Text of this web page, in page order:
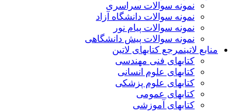
نمونه سوالات سراسری
نمونه سوالات دانشگاه آزاد
نمونه سوالات پیام نور
نمونه سوالات پیش دانشگاهی
منابع لاتینمرجع کتابهای لاتین
کتابهای فنی مهندسی
کتابهای علوم انسانی
کتابهای علوم پزشکی
کتابهای عمومی
کتابهای آموزشی